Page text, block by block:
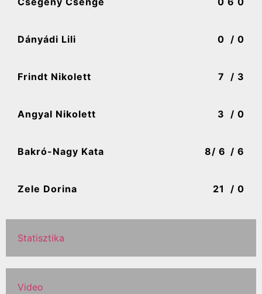
Dányádi Lili 0 / 0
Frindt Nikolett 7 / 3
Angyal Nikolett 3 / 0
Bakró-Nagy Kata 8/ 6 / 6
Zele Dorina 21 / 0
Statisztika
Video